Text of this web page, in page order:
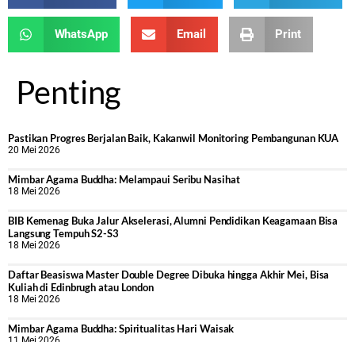
WhatsApp Email Print
Penting
Pastikan Progres Berjalan Baik, Kakanwil Monitoring Pembangunan KUA
20 Mei 2026
Mimbar Agama Buddha: Melampaui Seribu Nasihat
18 Mei 2026
BIB Kemenag Buka Jalur Akselerasi, Alumni Pendidikan Keagamaan Bisa
Langsung Tempuh S2-S3
18 Mei 2026
Daftar Beasiswa Master Double Degree Dibuka hingga Akhir Mei, Bisa
Kuliah di Edinbrugh atau London
18 Mei 2026
Mimbar Agama Buddha: Spiritualitas Hari Waisak